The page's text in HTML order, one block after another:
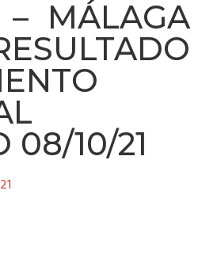
– MÁLAGA
08/10/21